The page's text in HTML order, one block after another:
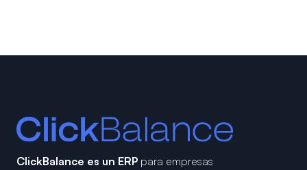
ClickBalance es un ERP para empresas